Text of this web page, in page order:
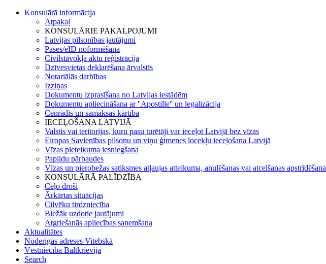
Konsulārā informācija
Atpakaļ
KONSULĀRIE PAKALPOJUMI
Latvijas pilsonības jautājumi
Pases/eID noformēšana
Civilstāvokļa aktu reģistrācija
Dzīvesvietas deklarēšana ārvalstīs
Notariālās darbības
Izziņas
Dokumentu izprasīšana no Latvijas iestādēm
Dokumentu apliecināšana ar ''Apostille'' un legalizācija
Cenrādis un samaksas kārtība
IECEĻOŠANA LATVIJĀ
Valstis vai teritorijas, kuru pasu turētāji var ieceļot Latvijā bez vīzas
Eiropas Savienības pilsoņu un viņu ģimenes locekļu ieceļošana Latvijā
Vīzas pieteikuma iesniegšana
Papildu pārbaudes
Vīzas un pierobežas satiksmes atļaujas atteikuma, anulēšanas vai atcelšanas apstrīdēšana
KONSULĀRĀ PALĪDZĪBA
Ceļo droši
Ārkārtas situācijas
Cilvēku tirdzniecība
Biežāk uzdotie jautājumi
Atgriešanās apliecības saņemšana
Aktualitātes
Noderīgas adreses Vitebskā
Vēstniecība Baltkrievijā
Search